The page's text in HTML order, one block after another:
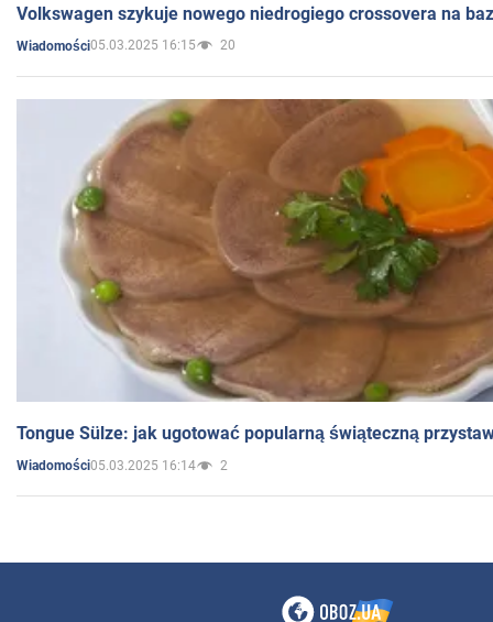
Volkswagen szykuje nowego niedrogiego crossovera na
Wiadomości05.03.2025 16:15 20
Tongue Sülze: jak ugotować popularną świąteczną
Wiadomości05.03.2025 16:14 2